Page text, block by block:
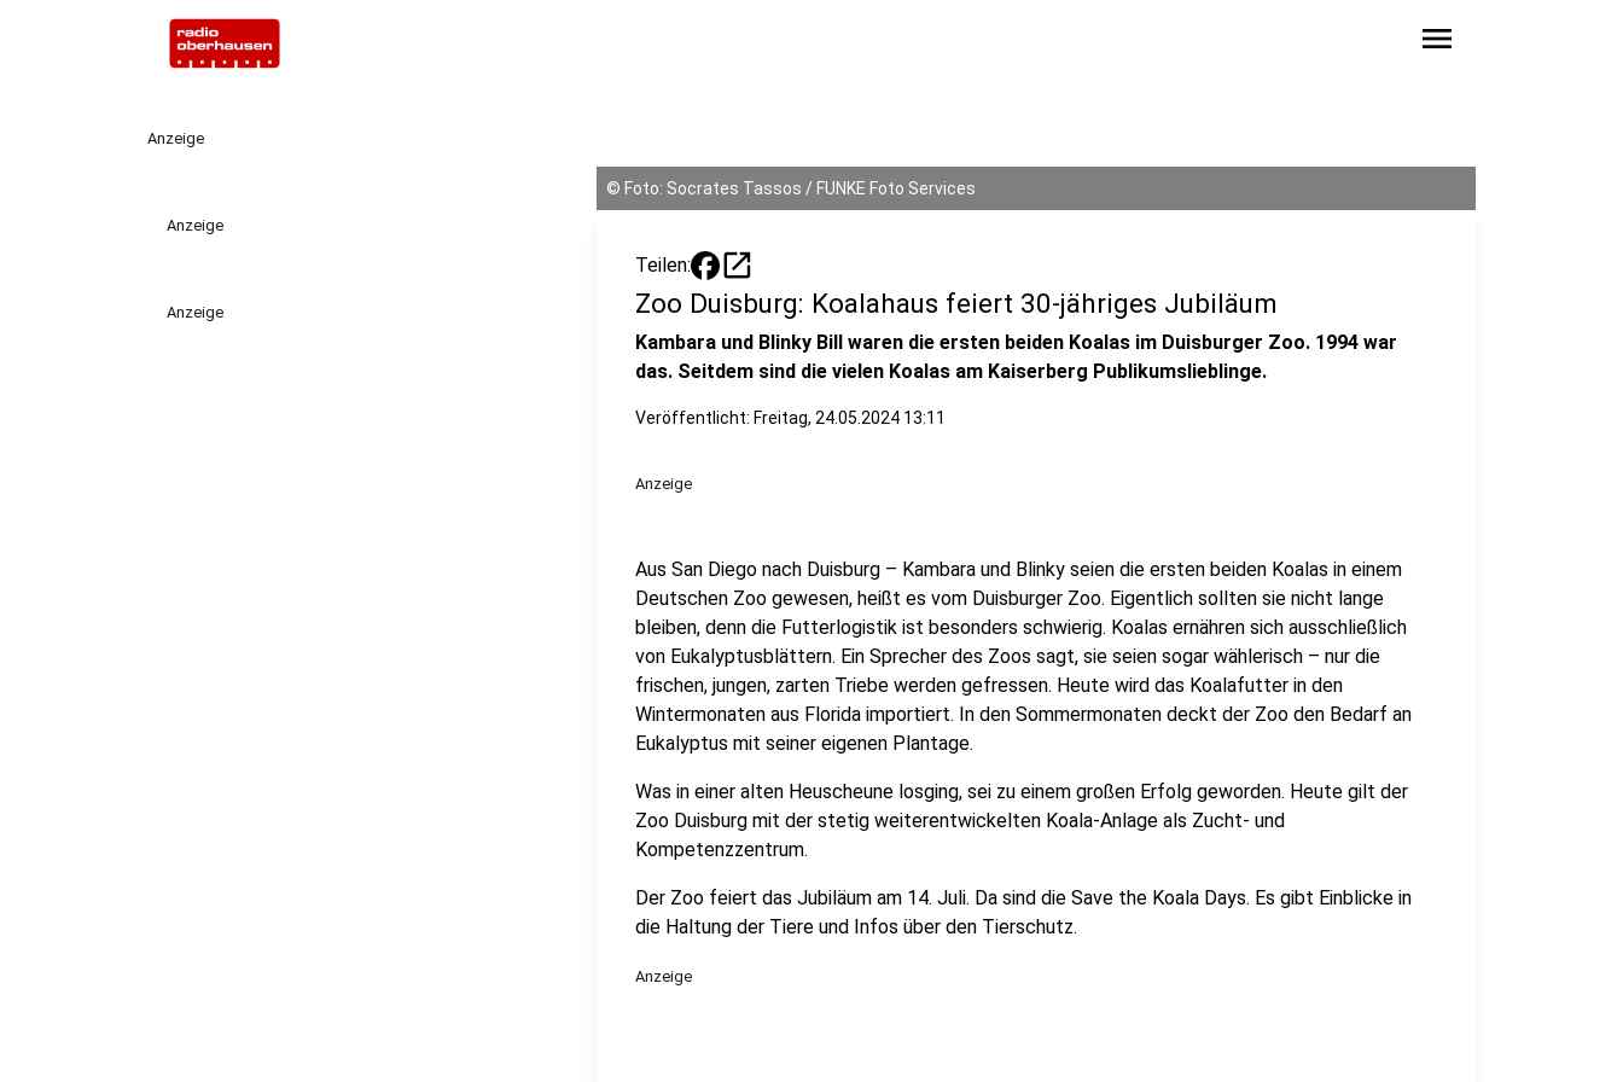
menu
Anzeige
Anzeige
Anzeige
© Foto: Socrates Tassos / FUNKE Foto Services
Teilen: open_in_new
Zoo Duisburg: Koalahaus feiert 30-jähriges Jubiläum
Kambara und Blinky Bill waren die ersten beiden Koalas im Duisburger Zoo. 1994 war
das. Seitdem sind die vielen Koalas am Kaiserberg Publikumslieblinge.
Veröffentlicht: Freitag, 24.05.2024 13:11
Anzeige
Aus San Diego nach Duisburg – Kambara und Blinky seien die ersten beiden Koalas in einem
Deutschen Zoo gewesen, heißt es vom Duisburger Zoo. Eigentlich sollten sie nicht lange
bleiben, denn die Futterlogistik ist besonders schwierig. Koalas ernähren sich ausschließlich
von Eukalyptusblättern. Ein Sprecher des Zoos sagt, sie seien sogar wählerisch – nur die
frischen, jungen, zarten Triebe werden gefressen. Heute wird das Koalafutter in den
Wintermonaten aus Florida importiert. In den Sommermonaten deckt der Zoo den Bedarf an
Eukalyptus mit seiner eigenen Plantage.
Was in einer alten Heuscheune losging, sei zu einem großen Erfolg geworden. Heute gilt der
Zoo Duisburg mit der stetig weiterentwickelten Koala-Anlage als Zucht- und
Kompetenzzentrum.
Der Zoo feiert das Jubiläum am 14. Juli. Da sind die Save the Koala Days. Es gibt Einblicke in
die Haltung der Tiere und Infos über den Tierschutz.
Anzeige